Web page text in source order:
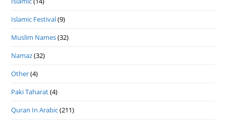
Islamic Festival(9)
Muslim Names(32)
Namaz(32)
Other(4)
Paki Taharat(4)
Quran In Arabic(211)